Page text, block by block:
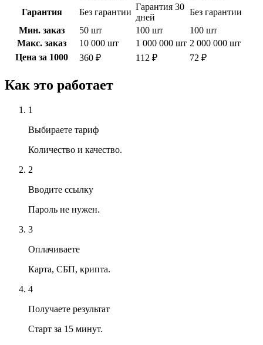
Гарантия
Без гарантии
Гарантия 30
дней
Без гарантии
Мин. заказ
50 шт 100 шт
100 шт
Макс. заказ
10 000 шт 1 000 000 шт 2 000 000 шт
Цена за 1000
360 ₽ 112 ₽ 72 ₽
Как это работает
1
Выбираете тариф
Количество и качество.
2
Вводите ссылку
Пароль не нужен.
3
Оплачиваете
Карта, СБП, крипта.
4
Получаете результат
Старт за 15 минут.